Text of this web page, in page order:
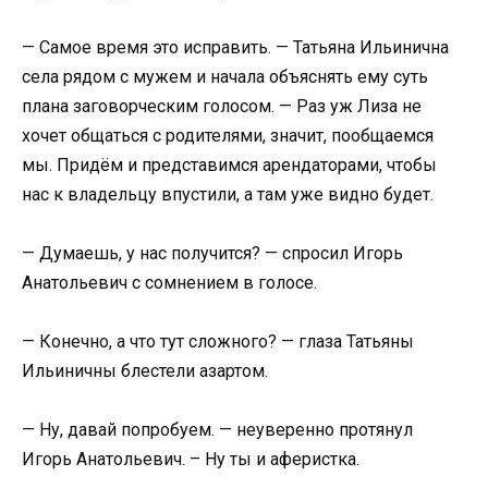
— Самое время это исправить. — Татьяна Ильинична
села рядом с мужем и начала объяснять ему суть
плана заговорческим голосом. — Раз уж Лиза не
хочет общаться с родителями, значит, пообщаемся
мы. Придём и представимся арендаторами, чтобы
нас к владельцу впустили, а там уже видно будет.
— Думаешь, у нас получится? — спросил Игорь
Анатольевич с сомнением в голосе.
— Конечно, а что тут сложного? — глаза Татьяны
Ильиничны блестели азартом.
— Ну, давай попробуем. — неуверенно протянул
Игорь Анатольевич. – Ну ты и аферистка.